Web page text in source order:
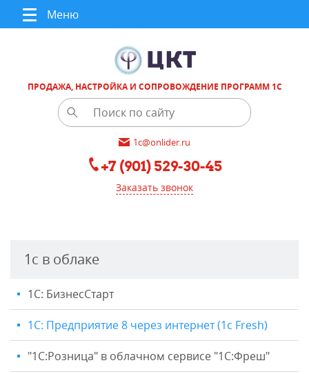
Меню
ПРОДАЖА, НАСТРОЙКА И СОПРОВОЖДЕНИЕ ПРОГРАММ 1С
1c@onlider.ru
+7 (901) 529-30-45
Заказать звонок
1с в облаке
1С: БизнесСтарт
1С: Предприятие 8 через интернет (1c Fresh)
"1C:Розница" в облачном сервисе "1С:Фреш"